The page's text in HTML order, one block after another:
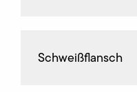
Schweißflansch